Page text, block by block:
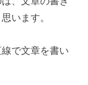
います。
で文章を書い